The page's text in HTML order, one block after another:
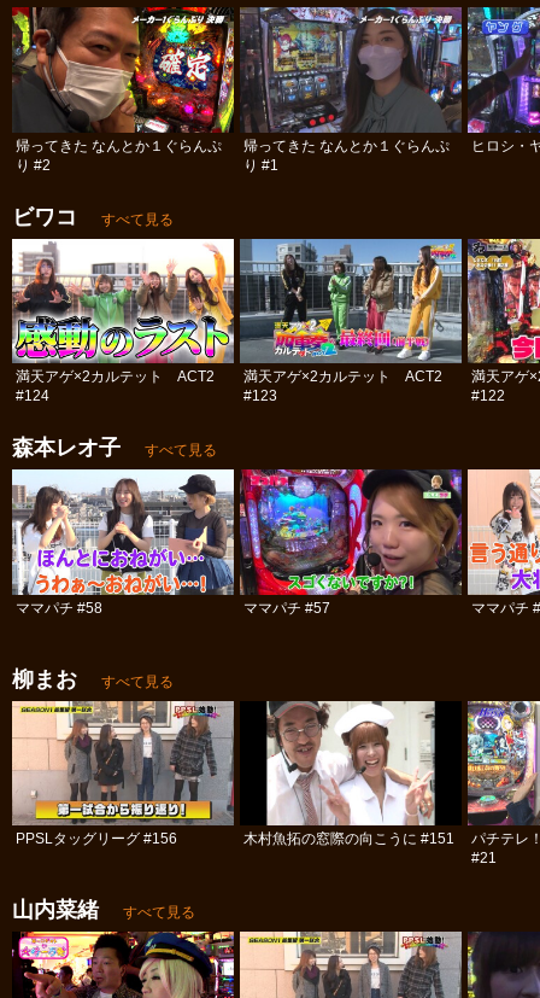
帰ってきた なんとか１ぐらんぷ
り #2
帰ってきた なんとか１ぐらんぷ
り #1
ヒロシ・
ビワコ すべて見る
満天アゲ×2カルテット ACT2
#124
満天アゲ×2カルテット ACT2
#123
満天アゲ
#122
森本レオ子 すべて見る
ママパチ #58 ママパチ #57 ママパチ
柳まお すべて見る
PPSLタッグリーグ #156 木村魚拓の窓際の向こうに #151
パチテレ
#21
山内菜緒 すべて見る